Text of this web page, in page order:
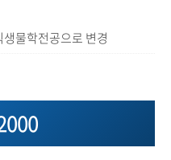
물학전공으로 변경